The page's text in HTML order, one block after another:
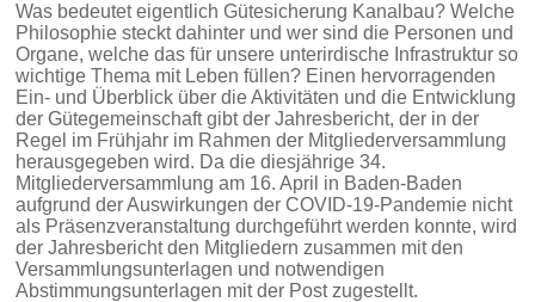
Was bedeutet eigentlich Gütesicherung Kanalbau? Welche
Philosophie steckt dahinter und wer sind die Personen und
Organe, welche das für unsere unterirdische Infrastruktur so
wichtige Thema mit Leben füllen? Einen hervorragenden
Ein- und Überblick über die Aktivitäten und die Entwicklung
der Gütegemeinschaft gibt der Jahresbericht, der in der
Regel im Frühjahr im Rahmen der Mitgliederversammlung
herausgegeben wird. Da die diesjährige 34.
Mitgliederversammlung am 16. April in Baden-Baden
aufgrund der Auswirkungen der COVID-19-Pandemie nicht
als Präsenzveranstaltung durchgeführt werden konnte, wird
der Jahresbericht den Mitgliedern zusammen mit den
Versammlungsunterlagen und notwendigen
Abstimmungsunterlagen mit der Post zugestellt.